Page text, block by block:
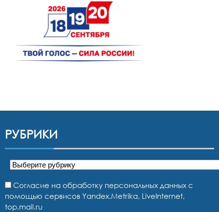
РУБРИКИ
Рубрики
Согласие на обработку персональных данных с
помощью сервисов Yandex.Metrika, LiveInternet,
top.mail.ru